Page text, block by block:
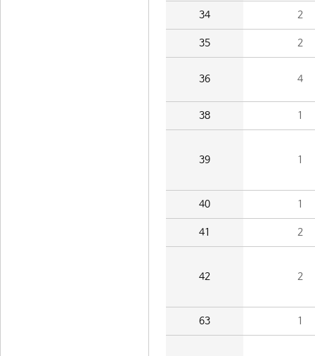
34 2
35 2
36 4
38 1
39 1
40 1
41 2
42 2
63 1